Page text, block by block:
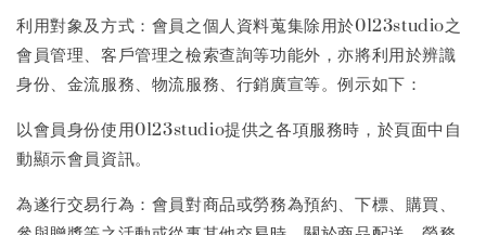
利用對象及方式：會員之個人資料蒐集除用於0123studio之
會員管理、客戶管理之檢索查詢等功能外，亦將利用於辨識
身份、金流服務、物流服務、行銷廣宣等。例示如下：
以會員身份使用0123studio提供之各項服務時，於頁面中自
動顯示會員資訊。
為遂行交易行為：會員對商品或勞務為預約、下標、購買、